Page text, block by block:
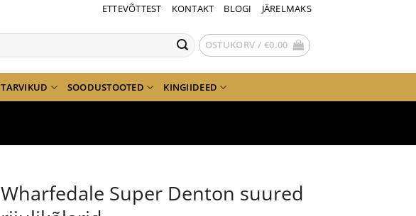
ETTEVÕTTEST KONTAKT BLOGI JÄRELMAKS
OSTUKORV / €0.00
TARVIKUD SOODUSTOOTED KINGIIDEED
Wharfedale Super Denton suured